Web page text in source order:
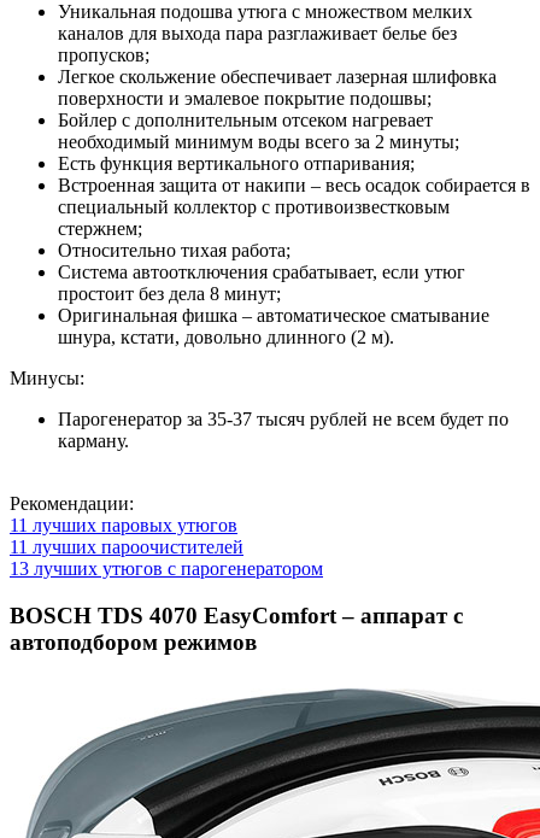
Уникальная подошва утюга с множеством мелких
каналов для выхода пара разглаживает белье без
пропусков;
Легкое скольжение обеспечивает лазерная шлифовка
поверхности и эмалевое покрытие подошвы;
Бойлер с дополнительным отсеком нагревает
необходимый минимум воды всего за 2 минуты;
Есть функция вертикального отпаривания;
Встроенная защита от накипи – весь осадок собирается в
специальный коллектор с противоизвестковым
стержнем;
Относительно тихая работа;
Система автоотключения срабатывает, если утюг
простоит без дела 8 минут;
Оригинальная фишка – автоматическое сматывание
шнура, кстати, довольно длинного (2 м).
Минусы:
Парогенератор за 35-37 тысяч рублей не всем будет по
карману.
Рекомендации:
11 лучших паровых утюгов
11 лучших пароочистителей
13 лучших утюгов с парогенератором
BOSCH TDS 4070 EasyComfort – аппарат с
автоподбором режимов